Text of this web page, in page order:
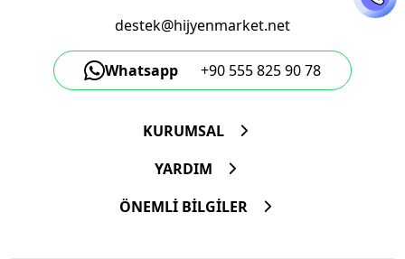
destek@hijyenmarket.net
Whatsapp +90 555 825 90 78
KURUMSAL
YARDIM
ÖNEMLİ BİLGİLER